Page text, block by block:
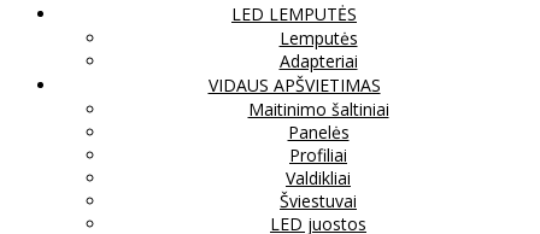
LED LEMPUTĖS
Lemputės
Adapteriai
VIDAUS APŠVIETIMAS
Maitinimo šaltiniai
Panelės
Profiliai
Valdikliai
Šviestuvai
LED juostos